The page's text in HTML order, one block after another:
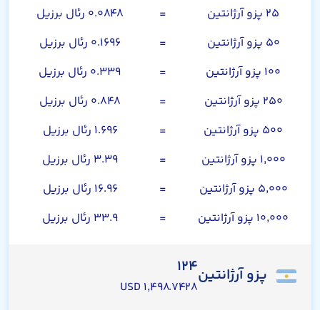
۲۵ پزو آرژانتین
=
۰.۰۸۴۸ رئال برزیل
۵۰ پزو آرژانتین
=
۰.۱۶۹۶ رئال برزیل
۱۰۰ پزو آرژانتین
=
۰.۳۳۹ رئال برزیل
۲۵۰ پزو آرژانتین
=
۰.۸۴۸ رئال برزیل
۵۰۰ پزو آرژانتین
=
۱.۶۹۶ رئال برزیل
۱,۰۰۰ پزو آرژانتین
=
۳.۳۹ رئال برزیل
۵,۰۰۰ پزو آرژانتین
=
۱۶.۹۶ رئال برزیل
۱۰,۰۰۰ پزو آرژانتین
= ۳۳.۹ رئال برزیل
پزو آرژانتین۱۲۴
۱,۴۹۸.۷۴۲۸ USD